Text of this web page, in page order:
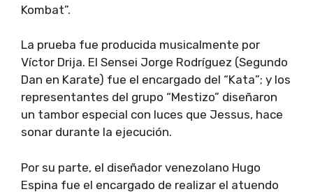
Kombat”.
La prueba fue producida musicalmente por
Víctor Drija. El Sensei Jorge Rodríguez (Segundo
Dan en Karate) fue el encargado del “Kata”; y los
representantes del grupo “Mestizo” diseñaron
un tambor especial con luces que Jessus, hace
sonar durante la ejecución.
Por su parte, el diseñador venezolano Hugo
Espina fue el encargado de realizar el atuendo